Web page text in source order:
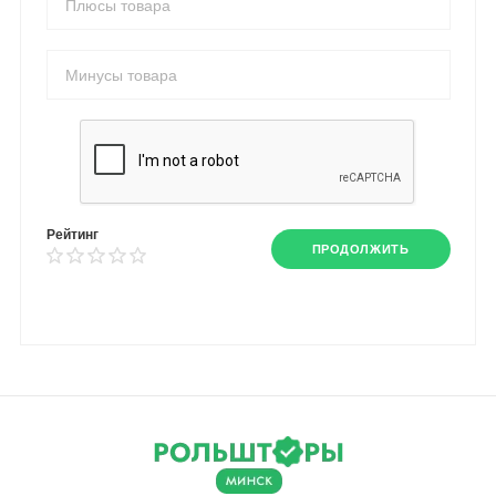
Рейтинг
ПРОДОЛЖИТЬ